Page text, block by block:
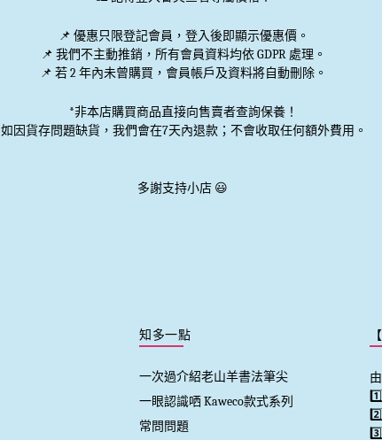
📌 優惠只限登記會員 ，登入後即顯示優惠價。
📌 我們不主動推銷 ，所有會員資料均依 GDPR 處理。
📌 若 2 年內未曾購買，會員帳戶及資料將自動刪除。
*非本店購買商品直接向售賣者查詢保養！
如因貨存問題缺貨，我們會在7天內退款；不會收取任何額外費用。
多謝支持小店 😃
知多一點
一次過介紹老山羊書法筆尖
一眼認識哂 Kaweco款式系列
常問問題